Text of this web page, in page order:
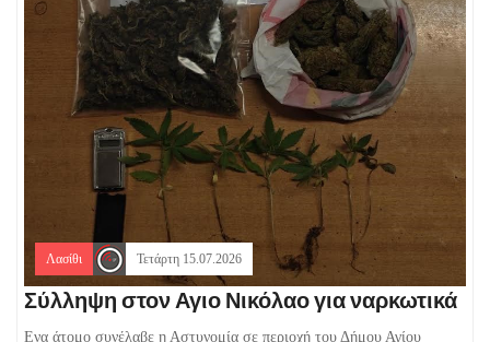
Λασίθι Τετάρτη 15.07.2026
Σύλληψη στον Αγιο Νικόλαο για ναρκωτικά
Ενα άτομο συνέλαβε η Αστυνομία σε περιοχή του Δήμου Αγίου